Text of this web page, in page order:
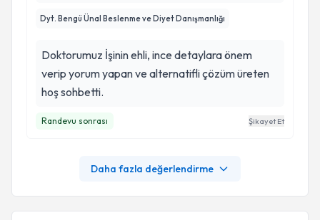
Dyt. Bengü Ünal Beslenme ve Diyet Danışmanlığı
Doktorumuz İşinin ehli, ince detaylara önem
verip yorum yapan ve alternatifli çözüm üreten
hoş sohbetti.
Randevu sonrası Şikayet Et
Daha fazla değerlendirme